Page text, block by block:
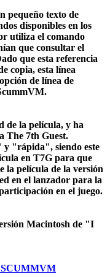
pequeño texto de
disponibles en los
utiliza el comando
que consultar el
que esta referencia
copia, esta línea
de línea de
de la película, y ha
The 7th Guest.
y "rápida", siendo este
en T7G para que
la película de la versión
en el lanzador para la
en el juego.
Macintosh de "I
SCUMMVM